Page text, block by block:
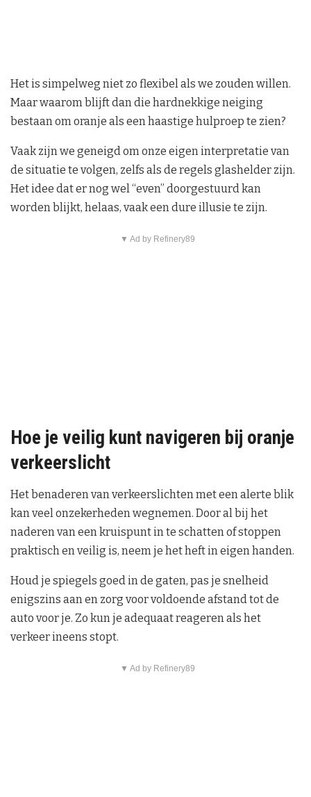
Het is simpelweg niet zo flexibel als we zouden willen.
Maar waarom blijft dan die hardnekkige neiging
bestaan om oranje als een haastige hulproep te zien?
Vaak zijn we geneigd om onze eigen interpretatie van
de situatie te volgen, zelfs als de regels glashelder zijn.
Het idee dat er nog wel “even” doorgestuurd kan
worden blijkt, helaas, vaak een dure illusie te zijn.
▼ Ad by Refinery89
Hoe je veilig kunt navigeren bij oranje
verkeerslicht
Het benaderen van verkeerslichten met een alerte blik
kan veel onzekerheden wegnemen. Door al bij het
naderen van een kruispunt in te schatten of stoppen
praktisch en veilig is, neem je het heft in eigen handen.
Houd je spiegels goed in de gaten, pas je snelheid
enigszins aan en zorg voor voldoende afstand tot de
auto voor je. Zo kun je adequaat reageren als het
verkeer ineens stopt.
▼ Ad by Refinery89